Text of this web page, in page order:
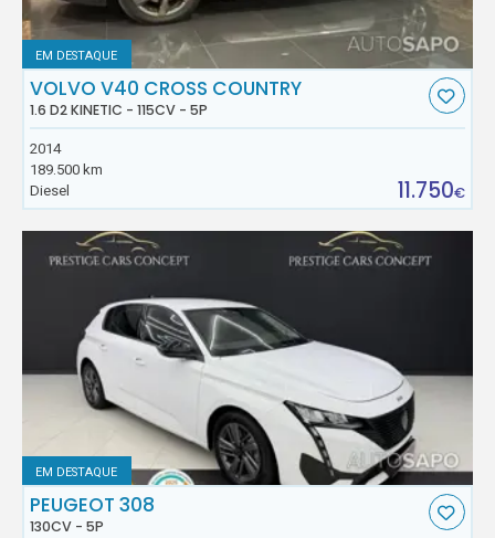
EM DESTAQUE
VOLVO V40 CROSS COUNTRY
1.6 D2 KINETIC - 115CV - 5P
2014
189.500 km
Diesel
11.750€
EM DESTAQUE
PEUGEOT 308
130CV - 5P